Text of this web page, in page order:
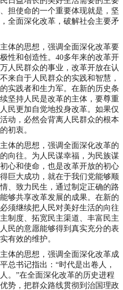
担使命的一个重要体现就是，坚
全面深化改革，破解社会主要矛
的思想，强调全面深化改革要
性和创造性。40多年来的改革开
人民群众的事业，改革开放在认
来自于人民群众的实践和智慧，
实践者和生力军。在新的历史条
坚持人民是改革的主体，要尊重
民更加自觉地投身改革。如果仅
动，必然会背离人民群众的根本
初衷。
的思想，强调全面深化改革的
向往。为人民谋幸福，为民族谋
心和使命，也是改革开放的初心
巨大成功，就在于我们党能够顺
、致力民生，通过制定正确的路
够共享改革发展的成果。在新的
须继续把人民对美好生活的向往
制度、拓宽民主渠道、丰富民主
民的意愿能够得到真实充分的表
有效的维护。
的思想，强调全面深化改革成
总书记指出：“时代是出卷人，
。”在全面深化改革的历史进程
势，把群众路线贯彻到治国理政